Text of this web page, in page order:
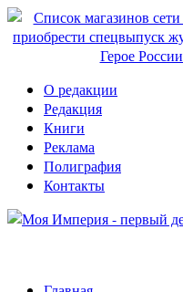
О редакции
Редакция
Книги
Реклама
Полиграфия
Контакты